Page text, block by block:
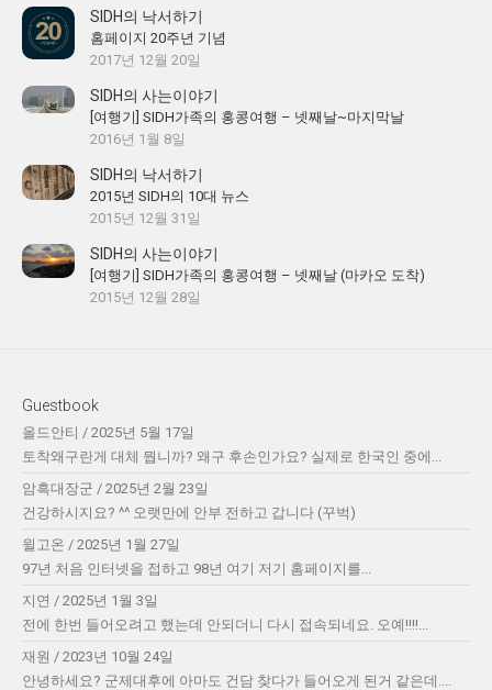
SIDH의 낙서하기
홈페이지 20주년 기념
2017년 12월 20일
SIDH의 사는이야기
[여행기] SIDH가족의 홍콩여행 – 넷째날~마지막날
2016년 1월 8일
SIDH의 낙서하기
2015년 SIDH의 10대 뉴스
2015년 12월 31일
SIDH의 사는이야기
[여행기] SIDH가족의 홍콩여행 – 넷째날 (마카오 도착)
2015년 12월 28일
Guestbook
올드안티 / 2025년 5월 17일
토착왜구란게 대체 뭡니까? 왜구 후손인가요? 실제로 한국인 중에...
암흑대장군 / 2025년 2월 23일
건강하시지요? ^^ 오랫만에 안부 전하고 갑니다 (꾸벅)
윌고온 / 2025년 1월 27일
97년 처음 인터넷을 접하고 98년 여기 저기 홈페이지를...
지연 / 2025년 1월 3일
전에 한번 들어오려고 했는데 안되더니 다시 접속되네요. 오예!!!!...
재원 / 2023년 10월 24일
안녕하세요? 군제대후에 아마도 건담 찾다가 들어오게 된거 같은데....